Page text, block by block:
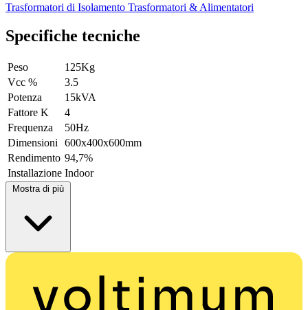
Trasformatori di Isolamento Trasformatori & Alimentatori
Specifiche tecniche
Peso
125Kg
Vcc %
3.5
Potenza
15kVA
Fattore K
4
Frequenza
50Hz
Dimensioni
600x400x600mm
Rendimento 94,7%
Installazione Indoor
Mostra di più